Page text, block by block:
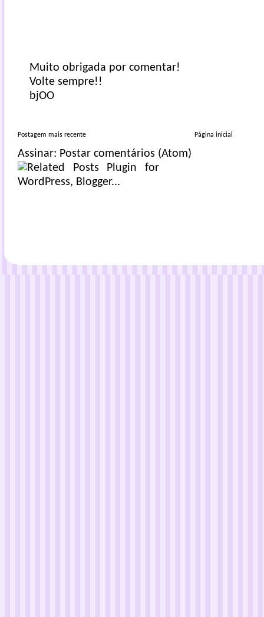
Muito obrigada por comentar!
Volte sempre!!
bjOO
Postagem mais recente Página inicial
Assinar: Postar comentários (Atom)